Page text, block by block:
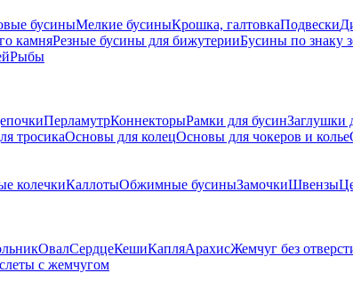
бусиныМелкие бусиныКрошка, галтовкаПодвески
камняРезные бусины для бижутерииБусины по знаку
Рыбы
ПерламутрКоннекторыРамки для бусинЗаглушки
тросикаОсновы для колецОсновы для чокеров и колье
колечкиКаллотыОбжимные бусиныЗамочкиШвензы
ОвалСердцеКешиКапляАрахисЖемчуг без
с жемчугом